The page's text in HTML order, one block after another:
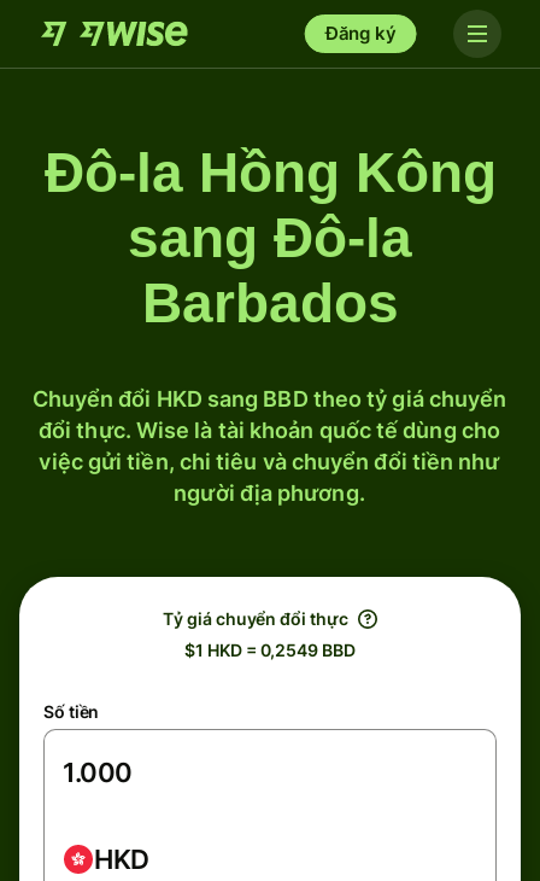
Đăng ký
Đô-la Hồng Kông
sang Đô-la
Barbados
Chuyển đổi HKD sang BBD theo tỷ giá chuyển
đổi thực. Wise là tài khoản quốc tế dùng cho
việc gửi tiền, chi tiêu và chuyển đổi tiền như
người địa phương.
Tỷ giá chuyển đổi thực
$1 HKD = 0,2549 BBD
Số tiền
HKD